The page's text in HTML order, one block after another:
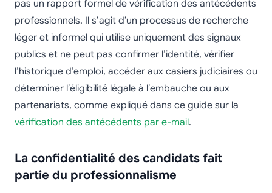
pas un rapport formel de vérification des antécédents
professionnels. Il s’agit d’un processus de recherche
léger et informel qui utilise uniquement des signaux
publics et ne peut pas confirmer l’identité, vérifier
l’historique d’emploi, accéder aux casiers judiciaires ou
déterminer l’éligibilité légale à l’embauche ou aux
partenariats, comme expliqué dans ce guide sur la
vérification des antécédents par e-mail.
La confidentialité des candidats fait
partie du professionnalisme